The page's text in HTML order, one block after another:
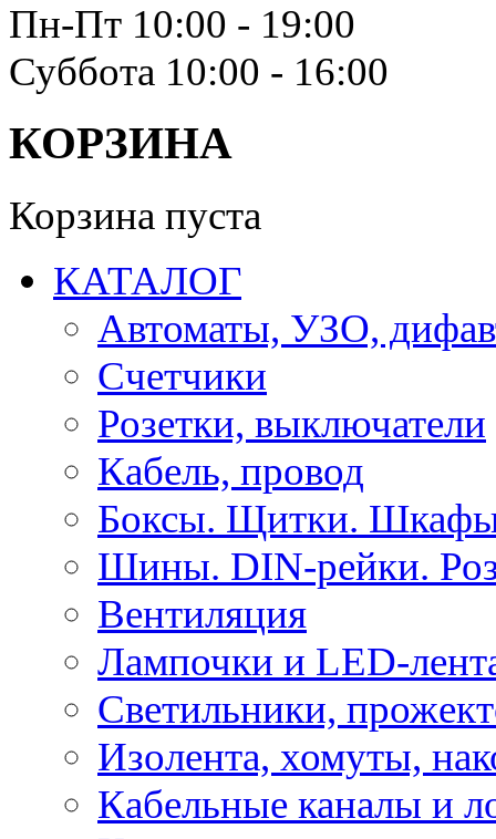
Пн-Пт 10:00 - 19:00
Суббота 10:00 - 16:00
КОРЗИНА
Корзина пуста
КАТАЛОГ
Автоматы, УЗО,
Счетчики
Розетки, выключатели
Кабель, провод
Боксы. Щитки.
Шины. DIN-рейки.
Вентиляция
Лампочки и LED-
Светильники,
Изолента, хомуты,
Кабельные каналы и